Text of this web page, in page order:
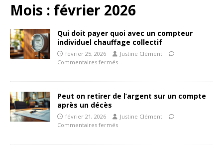
Mois : février 2026
Qui doit payer quoi avec un compteur
individuel chauffage collectif
février 25, 2026
Justine Clément
Commentaires fermés
Peut on retirer de l’argent sur un compte
après un décès
février 21, 2026
Justine Clément
Commentaires fermés